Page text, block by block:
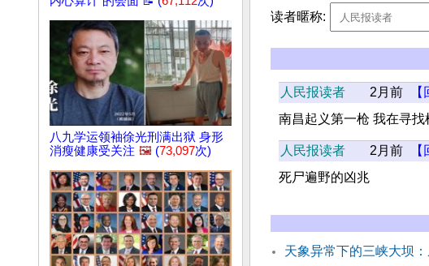
八九学运领袖徐光刑满出狱 身形
消瘦健康受关注 🖼️ (73,097次)
读者暱称:
人民报读者 2月前
【
南昌起义第一枪 我在寻找
人民报读者 2月前
【
死尸遍野的凶兆
天象异常下的三峡大坝